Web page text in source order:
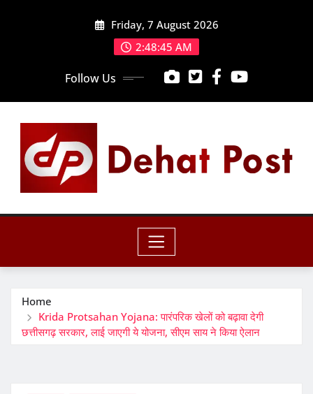
Friday, 7 August 2026
2:48:46 AM
Follow Us
Home
Krida Protsahan Yojana: पारंपरिक खेलों को बढ़ावा देगी
छत्तीसगढ़ सरकार, लाई जाएगी ये योजना, सीएम साय ने किया ऐलान